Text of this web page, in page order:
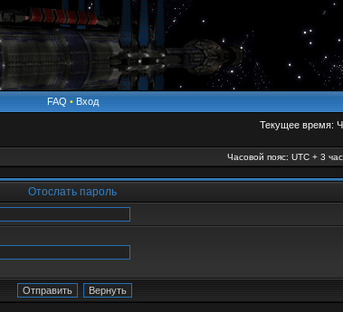
FAQ • Вход
Текущее время:
Часовой пояс: UTC + 3
Отослать пароль